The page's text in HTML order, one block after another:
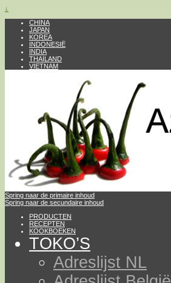
↓
CHINA
JAPAN
KOREA
INDONESIË
INDIA
THAILAND
VIETNAM
Spring naar de primaire inhoud
Spring naar de secundaire inhoud
PRODUCTEN
RECEPTEN
KOOKBOEKEN
TOKO’S
Adreslijst NL